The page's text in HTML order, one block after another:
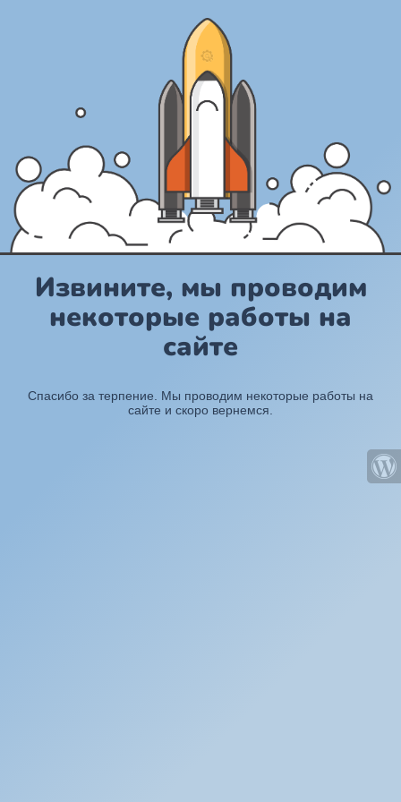
Извините, мы проводим
некоторые работы на
сайте
Спасибо за терпение. Мы проводим некоторые работы на
сайте и скоро вернемся.